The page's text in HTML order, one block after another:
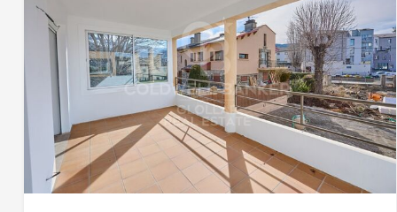
espacio destinado a lavadora, secadora y
almacenamiento, aportando un extra de funcionalidad y
orden. El apartamento cuenta con calefacción de gas y,
para mayor comodidad, la finca dispone de ascensor.
INFORMACIÓN AL CONSUMIDOR El precio de venta no
incluye impuestos ni gastos derivados de la compraventa
que, conforme a la normativa vigente, corresponden al
comprador: (i) en viviendas de segunda mano, el Impuesto
sobre Transmisiones Patrimoniales (ITP) según tipo
aplicable en la Comunidad Autónoma; (ii) en viviendas de
obra nueva, el IVA y el Impuesto sobre Actos Jurídicos
Documentados (AJD) según normativa vigente; i aranceles